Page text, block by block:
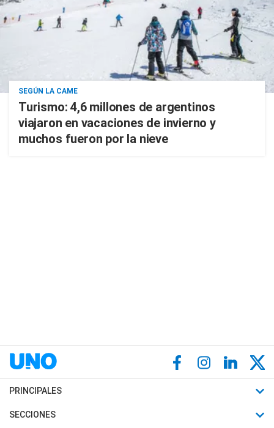
SEGÚN LA CAME
Turismo: 4,6 millones de argentinos
viajaron en vacaciones de invierno y
muchos fueron por la nieve
PRINCIPALES
Últimas Noticias
SECCIONES